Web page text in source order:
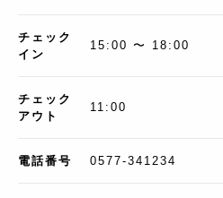
チェック
イン
15:00 〜 18:00
チェック
アウト
11:00
電話番号 0577-341234